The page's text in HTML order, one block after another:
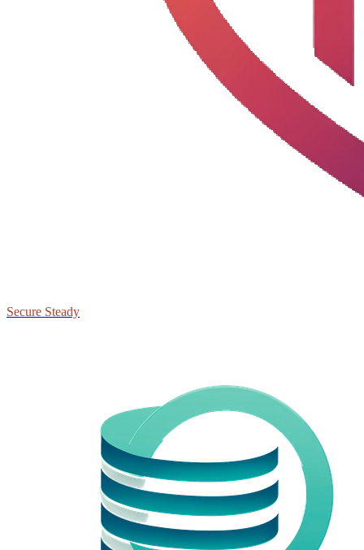
Secure Steady